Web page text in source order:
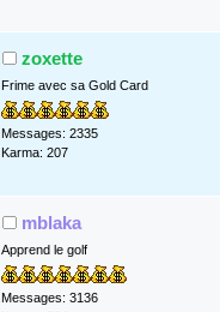
zoxette
Frime avec sa Gold Card
Messages: 2335
Karma: 207
mblaka
Apprend le golf
Messages: 3136